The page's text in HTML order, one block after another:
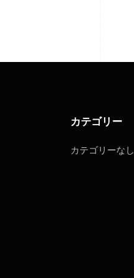
カテゴリー
カテゴリーなし